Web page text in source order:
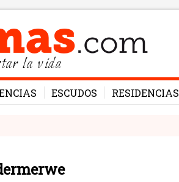
la vida
ESCUDOS RESIDENCIAS